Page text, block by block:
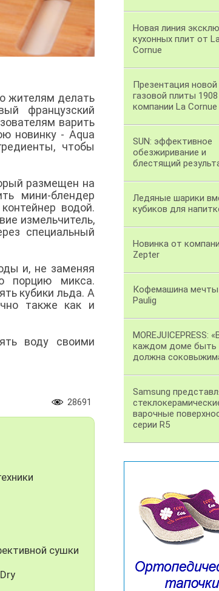
жителям делать
французский
варить
новинку - Aqua
чтобы
размещен на
мини-блендер
водой.
измельчитель,
специальный
и, не заменяя
порцию микса.
кубики льда. А
также как и
воду своими
28691
сушки
Новая линия
кухонных плит от
Cornue
Презентация новой
газовой плиты
компании La Cornue
SUN: эффективное
обезжиривание и
блестящий
Ледяные шарики
кубиков для
Новинка от
Zepter
Кофемашина
Paulig
MOREJUICEPRESS:
каждом доме быть
должна
Samsung
варочные
серии R5